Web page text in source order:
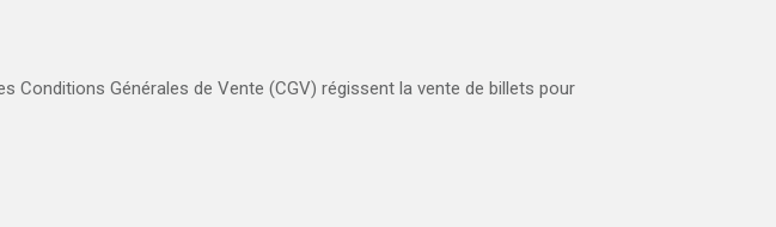
Conditions Générales de Vente (CGV) régissent la vente de billets pour